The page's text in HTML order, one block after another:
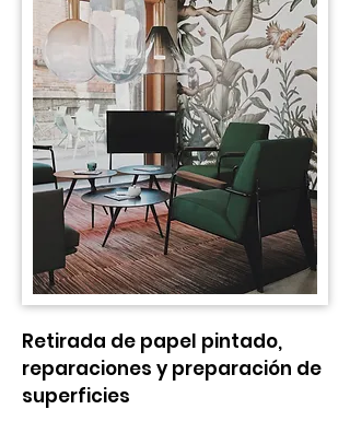
Retirada de papel pintado,
reparaciones y preparación de
superficies